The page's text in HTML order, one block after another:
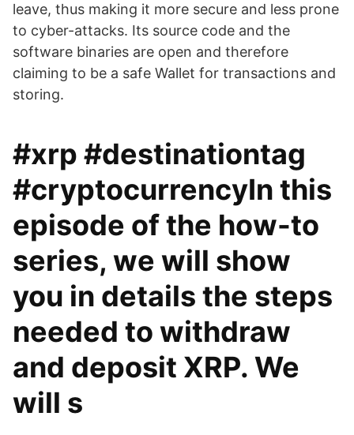
leave, thus making it more secure and less prone
to cyber-attacks. Its source code and the
software binaries are open and therefore
claiming to be a safe Wallet for transactions and
storing.
#xrp #destinationtag
#cryptocurrencyIn this
episode of the how-to
series, we will show
you in details the steps
needed to withdraw
and deposit XRP. We
will s